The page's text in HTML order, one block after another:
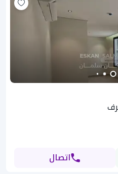
اتصال